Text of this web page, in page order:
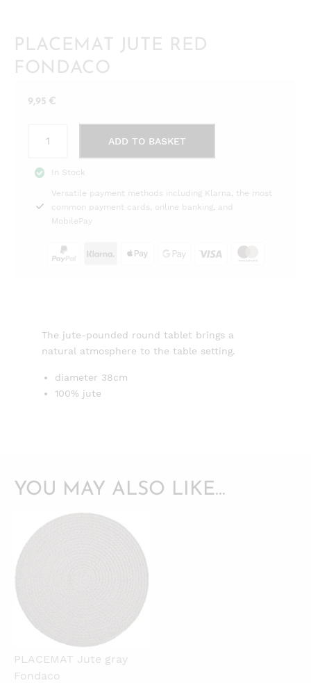
PLACEMAT JUTE RED
FONDACO
9,95 €
Jute
Fondaco
quantity
ADD TO BASKET
In Stock
Versatile payment methods including Klarna, the most
common payment cards, online banking, and
MobilePay
The jute-pounded round tablet brings a
natural atmosphere to the table setting.
diameter 38cm
100% jute
YOU MAY ALSO LIKE…
PLACEMAT Jute gray
Fondaco